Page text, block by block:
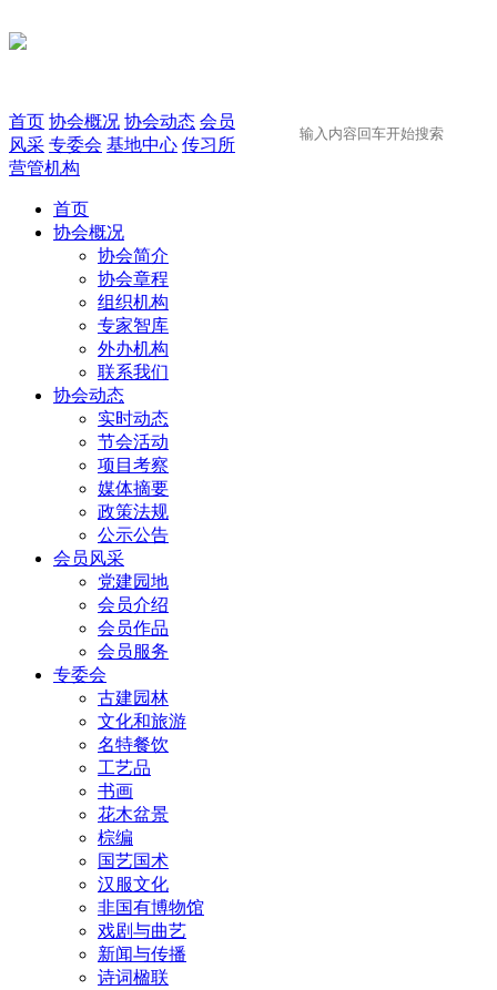
首页 协会概况 协会动态 会员
风采 专委会 基地中心 传习所
营管机构
首页
协会概况
协会简介
协会章程
组织机构
专家智库
外办机构
联系我们
协会动态
实时动态
节会活动
项目考察
媒体摘要
政策法规
公示公告
会员风采
党建园地
会员介绍
会员作品
会员服务
专委会
古建园林
文化和旅游
名特餐饮
工艺品
书画
花木盆景
棕编
国艺国术
汉服文化
非国有博物馆
戏剧与曲艺
新闻与传播
诗词楹联